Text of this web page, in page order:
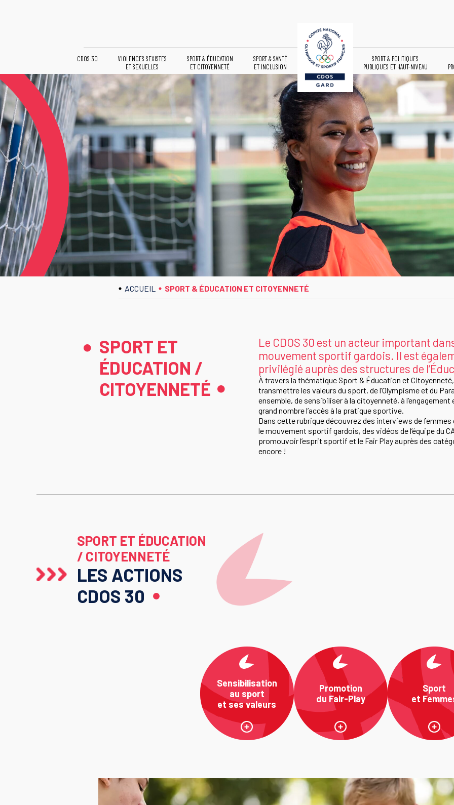
CDOS 30
VIOLENCES SEXISTES
ET SEXUELLES
SPORT & ÉDUCATION
ET CITOYENNETÉ
SPORT & SANTÉ
ET INCLUSION
SPORT & POLITIQUES
PUBLIQUES ET HAUT-NIVEAU
ACCUEIL SPORT & ÉDUCATION ET CITOYENNETÉ
SPORT ET
ÉDUCATION /
CITOYENNETÉ
Le CDOS 30 est un acteur important
mouvement sportif gardois. Il est
privilégié auprès des structures de
À travers la thématique Sport & Éducation et
transmettre les valeurs du sport, de l’Olympisme et du
ensemble, de sensibiliser à la citoyenneté, à
grand nombre l’accès à la pratique sportive.
Dans cette rubrique découvrez des interviews de femmes
le mouvement sportif gardois, des vidéos de l’équipe du
promouvoir l’esprit sportif et le Fair Play auprès des
encore !
SPORT ET ÉDUCATION
/ CITOYENNETÉ
LES ACTIONS
CDOS 30
Sensibilisation
au sport
et ses valeurs
Promotion
du Fair-Play
Sport
et